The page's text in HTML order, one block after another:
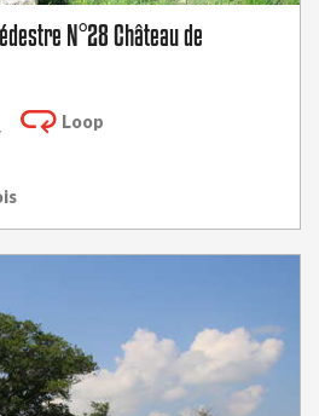
N°28 Château de
Loop